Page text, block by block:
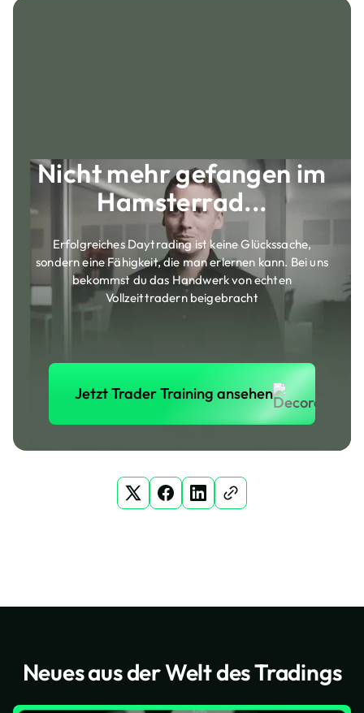
Nicht mehr gefangen im
Hamsterrad...
Erfolgreiches Daytrading ist keine Glückssache,
sondern eine Fähigkeit, die man erlernen kann. Bei uns
bekommst du das Handwerk von echten
Vollzeittradern beigebracht
Jetzt Trader Training ansehen
Jetzt Trader Training
Neues aus der Welt des Tradings